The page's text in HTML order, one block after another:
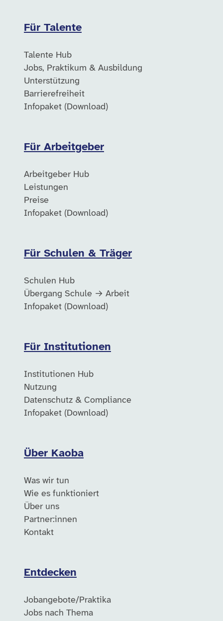
Für Talente
Talente Hub
Jobs, Praktikum & Ausbildung
Unterstützung
Barrierefreiheit
Infopaket (Download)
Für Arbeitgeber
Arbeitgeber Hub
Leistungen
Preise
Infopaket (Download)
Für Schulen & Träger
Schulen Hub
Übergang Schule → Arbeit
Infopaket (Download)
Für Institutionen
Institutionen Hub
Nutzung
Datenschutz & Compliance
Infopaket (Download)
Über Kaoba
Was wir tun
Wie es funktioniert
Über uns
Partner:innen
Kontakt
Entdecken
Jobangebote/Praktika
Jobs nach Thema